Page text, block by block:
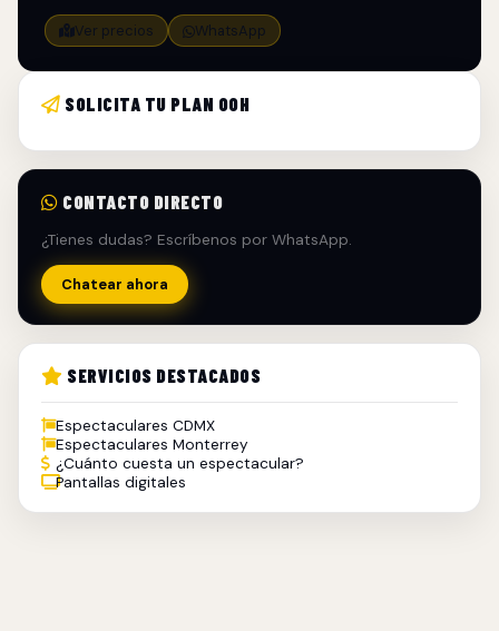
Ver precios WhatsApp
SOLICITA TU PLAN OOH
CONTACTO DIRECTO
¿Tienes dudas? Escríbenos por WhatsApp.
Chatear ahora
SERVICIOS DESTACADOS
Espectaculares CDMX
Espectaculares Monterrey
¿Cuánto cuesta un espectacular?
Pantallas digitales